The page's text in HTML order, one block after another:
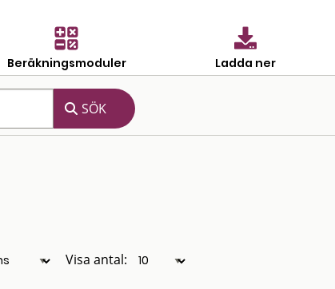
Beräkningsmoduler Ladda ner
Visa antal: